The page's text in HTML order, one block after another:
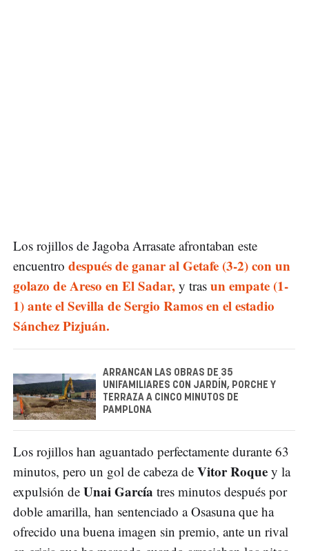
Los rojillos de Jagoba Arrasate afrontaban este
encuentro después de ganar al Getafe (3-2) con un
golazo de Areso en El Sadar, y tras un empate (1-
1) ante el Sevilla de Sergio Ramos en el estadio
Sánchez Pizjuán.
ARRANCAN LAS OBRAS DE 35
UNIFAMILIARES CON JARDÍN, PORCHE Y
TERRAZA A CINCO MINUTOS DE
PAMPLONA
Los rojillos han aguantado perfectamente durante 63
minutos, pero un gol de cabeza de Vitor Roque y la
expulsión de Unai García tres minutos después por
doble amarilla, han sentenciado a Osasuna que ha
ofrecido una buena imagen sin premio, ante un rival